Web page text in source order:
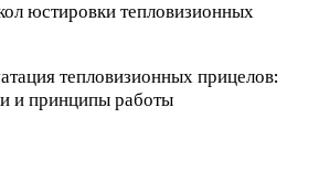
юстировки тепловизионных
тепловизионных прицелов:
и принципы работы